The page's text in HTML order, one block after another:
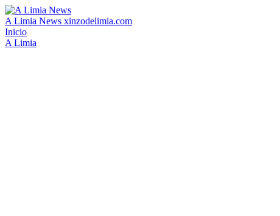
A Limia News xinzodelimia.com
Inicio
A Limia